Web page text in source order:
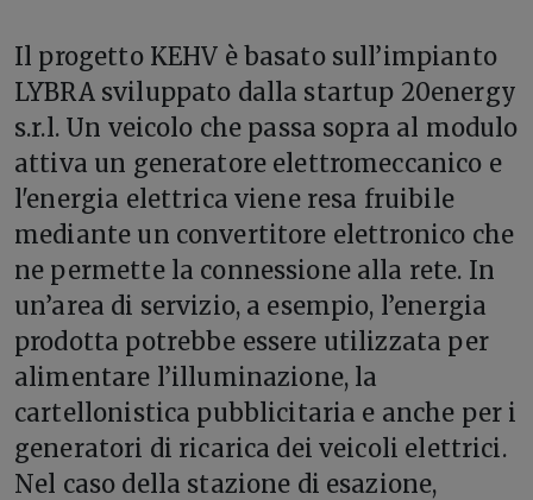
Il progetto KEHV è basato sull’impianto
LYBRA sviluppato dalla startup 20energy
s.r.l. Un veicolo che passa sopra al modulo
attiva un generatore elettromeccanico e
l'energia elettrica viene resa fruibile
mediante un convertitore elettronico che
ne permette la connessione alla rete. In
un’area di servizio, a esempio, l’energia
prodotta potrebbe essere utilizzata per
alimentare l’illuminazione, la
cartellonistica pubblicitaria e anche per i
generatori di ricarica dei veicoli elettrici.
Nel caso della stazione di esazione,